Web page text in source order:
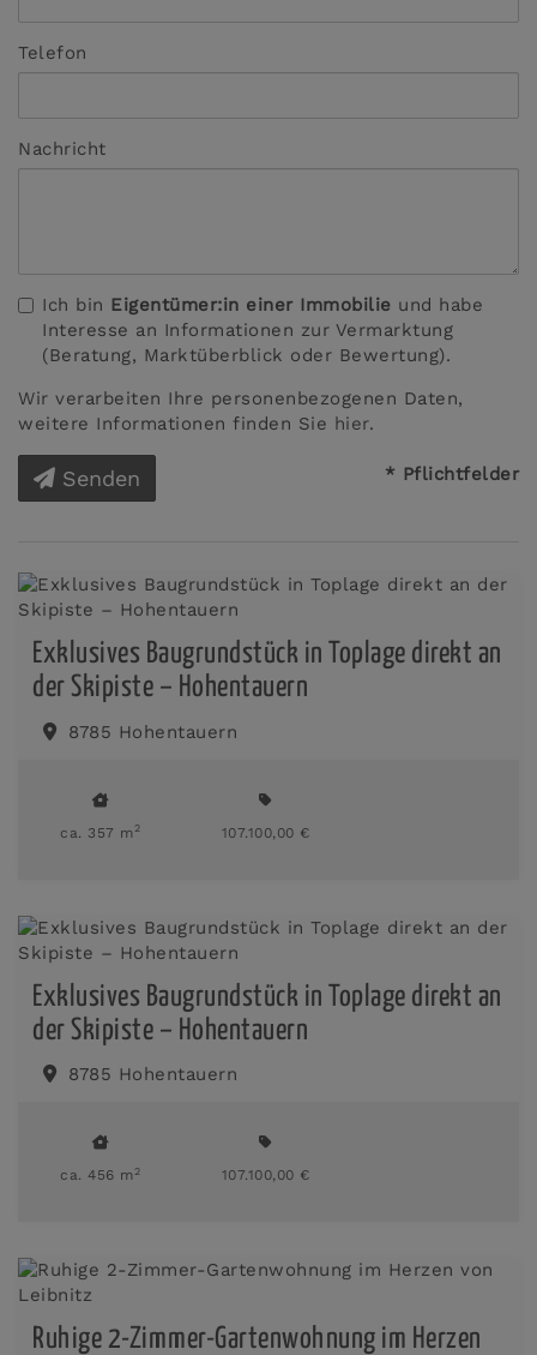
Telefon
Nachricht
Ich bin Eigentümer:in einer Immobilie und habe
Interesse an Informationen zur Vermarktung
(Beratung, Marktüberblick oder Bewertung).
Wir verarbeiten Ihre personenbezogenen Daten,
weitere Informationen finden Sie hier.
Senden * Pflichtfelder
Exklusives Baugrundstück in Toplage direkt an
der Skipiste – Hohentauern
8785 Hohentauern
ca. 357 m2 107.100,00 €
Exklusives Baugrundstück in Toplage direkt an
der Skipiste – Hohentauern
8785 Hohentauern
ca. 456 m2 107.100,00 €
Ruhige 2-Zimmer-Gartenwohnung im Herzen